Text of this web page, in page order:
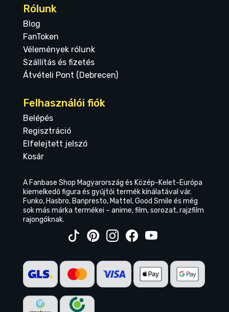
Rólunk
Blog
FanToken
Vélemények rólunk
Szállítás és fizetés
Átvételi Pont (Debrecen)
Felhasználói fiók
Belépés
Regisztráció
Elfelejtett jelszó
Kosár
A Fanbase Shop Magyarország és Közép-Kelet-Európa
kiemelkedő figura és gyűjtői termék kínálatával vár.
Funko, Hasbro, Banpresto, Mattel, Good Smile és még
sok más márka termékei – anime, film, sorozat, rajzfilm
rajongóknak.